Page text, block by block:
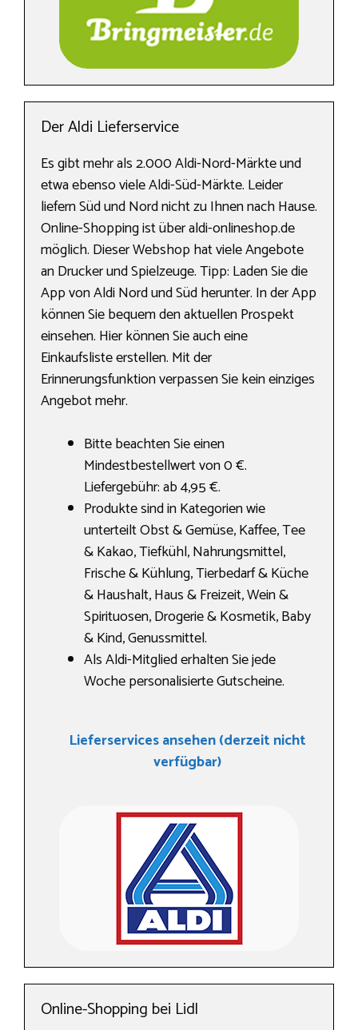
Der Aldi Lieferservice
Es gibt mehr als 2.000 Aldi-Nord-Märkte und
etwa ebenso viele Aldi-Süd-Märkte. Leider
liefern Süd und Nord nicht zu Ihnen nach Hause.
Online-Shopping ist über aldi-onlineshop.de
möglich. Dieser Webshop hat viele Angebote
an Drucker und Spielzeuge. Tipp: Laden Sie die
App von Aldi Nord und Süd herunter. In der App
können Sie bequem den aktuellen Prospekt
einsehen. Hier können Sie auch eine
Einkaufsliste erstellen. Mit der
Erinnerungsfunktion verpassen Sie kein einziges
Angebot mehr.
Bitte beachten Sie einen
Mindestbestellwert von 0 €.
Liefergebühr: ab 4,95 €.
Produkte sind in Kategorien wie
unterteilt Obst & Gemüse, Kaffee, Tee
& Kakao, Tiefkühl, Nahrungs­mittel,
Frische & Kühlung, Tierbedarf & Küche
& Haushalt, Haus & Freizeit, Wein &
Spirituosen, Drogerie & Kosmetik, Baby
& Kind, Genussmittel.
Als Aldi-Mitglied erhalten Sie jede
Woche personalisierte Gutscheine.
Lieferservices ansehen (derzeit nicht
verfügbar)
Online-Shopping bei Lidl